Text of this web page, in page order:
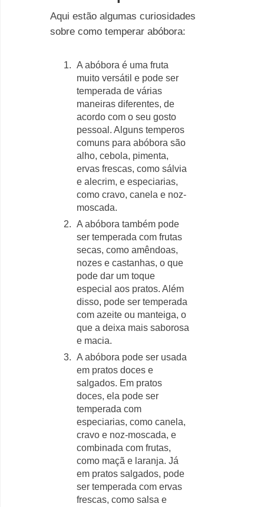
Aqui estão algumas curiosidades
sobre como temperar abóbora:
A abóbora é uma fruta
muito versátil e pode ser
temperada de várias
maneiras diferentes, de
acordo com o seu gosto
pessoal. Alguns temperos
comuns para abóbora são
alho, cebola, pimenta,
ervas frescas, como sálvia
e alecrim, e especiarias,
como cravo, canela e noz-
moscada.
A abóbora também pode
ser temperada com frutas
secas, como amêndoas,
nozes e castanhas, o que
pode dar um toque
especial aos pratos. Além
disso, pode ser temperada
com azeite ou manteiga, o
que a deixa mais saborosa
e macia.
A abóbora pode ser usada
em pratos doces e
salgados. Em pratos
doces, ela pode ser
temperada com
especiarias, como canela,
cravo e noz-moscada, e
combinada com frutas,
como maçã e laranja. Já
em pratos salgados, pode
ser temperada com ervas
frescas, como salsa e